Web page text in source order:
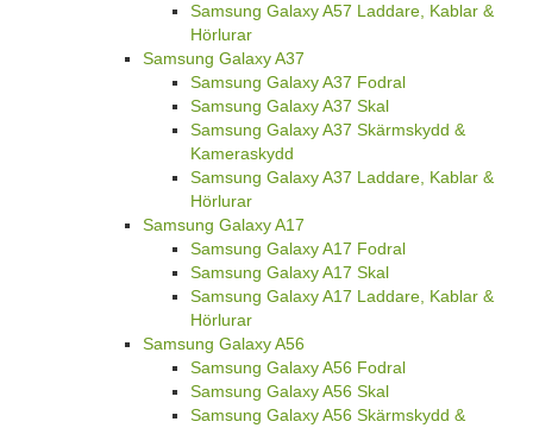
Samsung Galaxy A57 Laddare, Kablar &
Hörlurar
Samsung Galaxy A37
Samsung Galaxy A37 Fodral
Samsung Galaxy A37 Skal
Samsung Galaxy A37 Skärmskydd &
Kameraskydd
Samsung Galaxy A37 Laddare, Kablar &
Hörlurar
Samsung Galaxy A17
Samsung Galaxy A17 Fodral
Samsung Galaxy A17 Skal
Samsung Galaxy A17 Laddare, Kablar &
Hörlurar
Samsung Galaxy A56
Samsung Galaxy A56 Fodral
Samsung Galaxy A56 Skal
Samsung Galaxy A56 Skärmskydd &